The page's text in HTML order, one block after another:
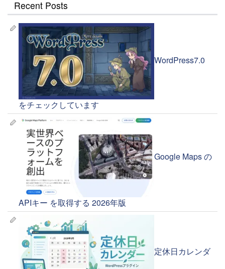
Recent Posts
WordPress7.0
をチェックしています
Google Maps の
APIキー を取得する 2026年版
定休日カレンダ